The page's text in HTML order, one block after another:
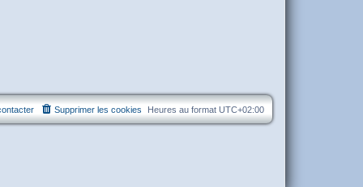
Heures au format UTC+02:00
Supprimer les cookies